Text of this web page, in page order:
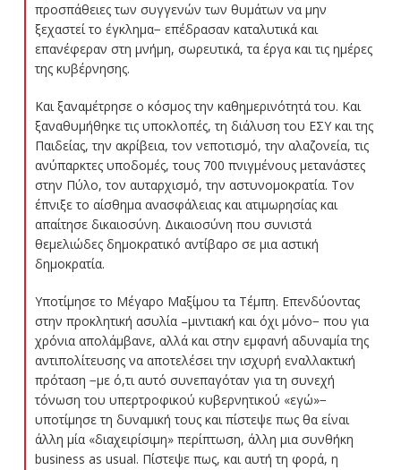
προσπάθειες των συγγενών των θυμάτων να μην
ξεχαστεί το έγκλημα− επέδρασαν καταλυτικά και
επανέφεραν στη μνήμη, σωρευτικά, τα έργα και τις ημέρες
της κυβέρνησης.
Και ξαναμέτρησε ο κόσμος την καθημερινότητά του. Και
ξαναθυμήθηκε τις υποκλοπές, τη διάλυση του ΕΣΥ και της
Παιδείας, την ακρίβεια, τον νεποτισμό, την αλαζονεία, τις
ανύπαρκτες υποδομές, τους 700 πνιγμένους μετανάστες
στην Πύλο, τον αυταρχισμό, την αστυνομοκρατία. Τον
έπνιξε το αίσθημα ανασφάλειας και ατιμωρησίας και
απαίτησε δικαιοσύνη. Δικαιοσύνη που συνιστά
θεμελιώδες δημοκρατικό αντίβαρο σε μια αστική
δημοκρατία.
Υποτίμησε το Μέγαρο Μαξίμου τα Τέμπη. Επενδύοντας
στην προκλητική ασυλία –μιντιακή και όχι μόνο− που για
χρόνια απολάμβανε, αλλά και στην εμφανή αδυναμία της
αντιπολίτευσης να αποτελέσει την ισχυρή εναλλακτική
πρόταση −με ό,τι αυτό συνεπαγόταν για τη συνεχή
τόνωση του υπερτροφικού κυβερνητικού «εγώ»−
υποτίμησε τη δυναμική τους και πίστεψε πως θα είναι
άλλη μία «διαχειρίσιμη» περίπτωση, άλλη μια συνθήκη
business as usual. Πίστεψε πως, και αυτή τη φορά, η